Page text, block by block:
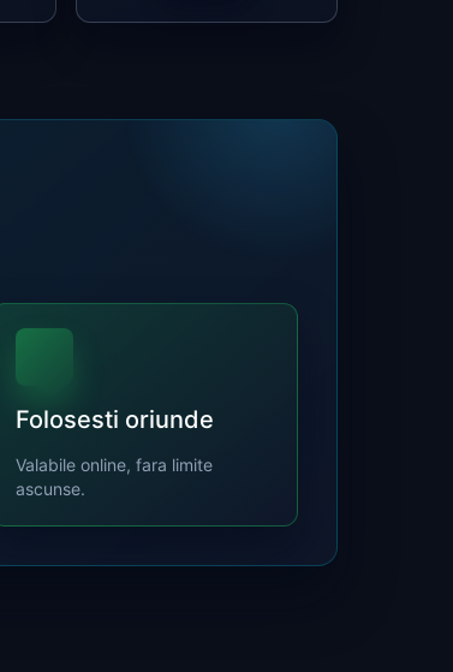
Folosesti oriunde
Valabile online, fara limite
ascunse.